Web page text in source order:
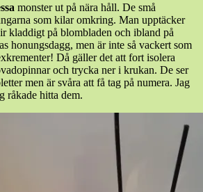
monster ut på nära håll. De små
som kilar omkring. Man upptäcker
kladdigt på blombladen och ibland på
honungsdagg, men är inte så vackert som
Då gäller det att fort isolera
och trycka ner i krukan. De ser
men är svåra att få tag på numera. Jag
råkade hitta dem.